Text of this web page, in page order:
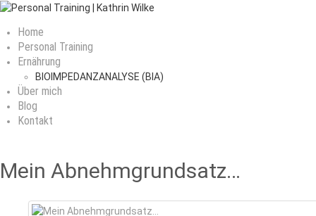
Home
Personal Training
Ernährung
BIOIMPEDANZANALYSE (BIA)
Über mich
Blog
Kontakt
Mein Abnehmgrundsatz…